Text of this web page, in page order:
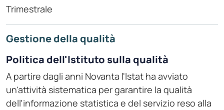
Trimestrale
Gestione della qualità
Politica dell'Istituto sulla qualità
A partire dagli anni Novanta l'Istat ha avviato
un'attività sistematica per garantire la qualità
dell'informazione statistica e del servizio reso alla